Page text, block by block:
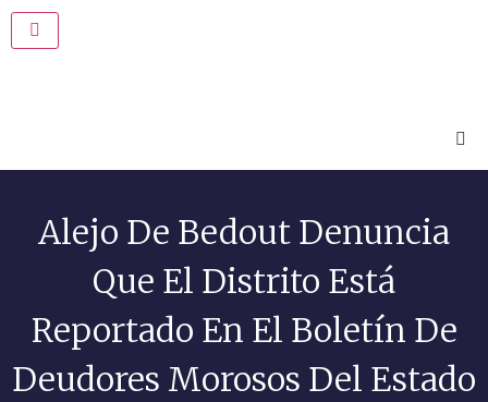
Alejo De Bedout Denuncia
Que El Distrito Está
Reportado En El Boletín De
Deudores Morosos Del Estado